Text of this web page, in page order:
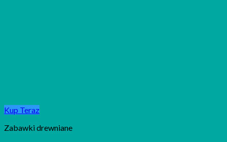
Kup Teraz
Zabawki drewniane